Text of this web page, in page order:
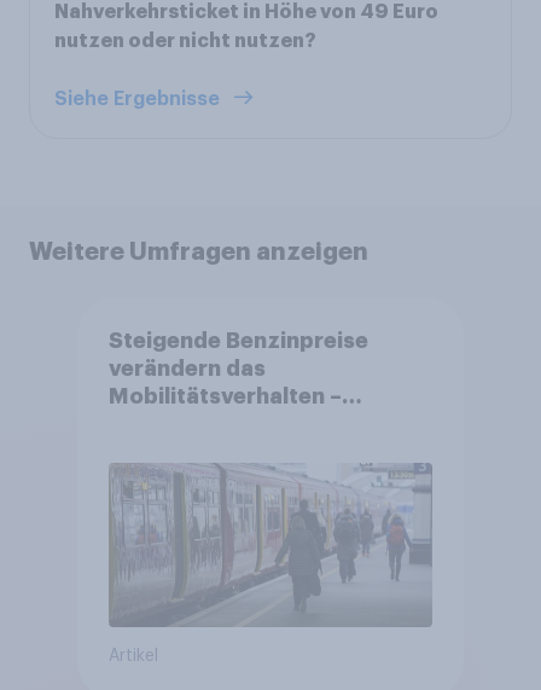
Nahverkehrsticket in Höhe von 49 Euro
nutzen oder nicht nutzen?
Siehe Ergebnisse
Weitere Umfragen anzeigen
Steigende Benzinpreise
verändern das
Mobilitätsverhalten –
auf öffentliche
Verkehrsmittel um
Artikel